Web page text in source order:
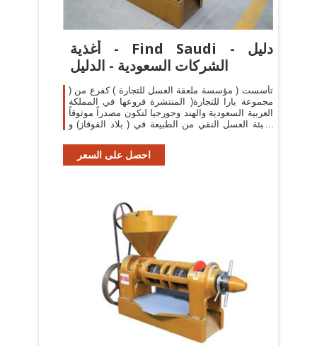
أغذية - Find Saudi - دليل
الشركات السعودية - الدليل
تأسست ( مؤسسة ملعقة العسل للتجارة ) كفرع من (
مجموعة يارا للتجارة( المنتشرة فروعها في المملكة
العربية السعودية والهند وجورجيا لتكون مصدراً موثوقاً
لتعبئة العسل النقي من الطبيعة في ( بلاد القوقاز) و
احصل على السعر